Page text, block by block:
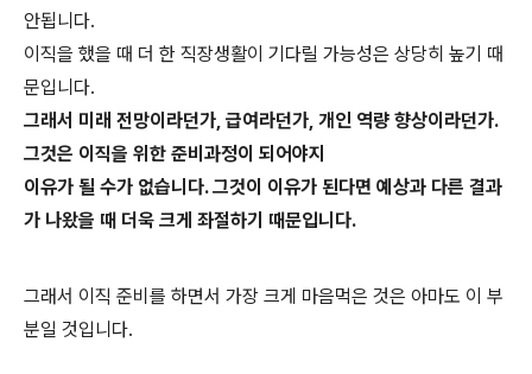
안됩니다.
이직을 했을 때 더 한 직장생활이 기다릴 가능성은 상당히 높기 때
문입니다.
그래서 미래 전망이라던가, 급여라던가, 개인 역량 향상이라던가.
그것은 이직을 위한 준비과정이 되어야지
이유가 될 수가 없습니다. 그것이 이유가 된다면 예상과 다른 결과
가 나왔을 때 더욱 크게 좌절하기 때문입니다.
그래서 이직 준비를 하면서 가장 크게 마음먹은 것은 아마도 이 부
분일 것입니다.